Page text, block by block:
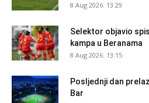
8 Aug 2026. 13:29
Selektor objavio
kampa u Beranama
8 Aug 2026. 13:15
Posljednji dan
Bar